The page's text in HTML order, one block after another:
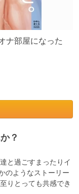
ナ部屋になった
？
と過ごすまったりイ
のようなストーリー
りとっても共感でき